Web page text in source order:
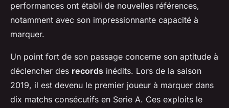
performances ont établi de nouvelles références,
notamment avec son impressionnante capacité à
marquer.
Un point fort de son passage concerne son aptitude à
déclencher des records inédits. Lors de la saison
2019, il est devenu le premier joueur à marquer dans
dix matchs consécutifs en Serie A. Ces exploits le